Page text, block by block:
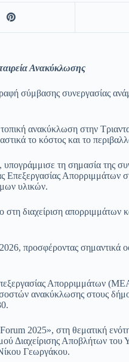
Ανακύκλωσης
σύμβασης συνεργασίας
ανακύκλωση στην
το κόστος και το
τη σημασία της
Επεξεργασίας Απορριμμάτων
υλικών.
διαχείριση απορριμμάτων
προσφέροντας σημαντικά
Απορριμμάτων
ανακύκλωσης στους
2025», στη θεματική
Διαχείρισης Αποβλήτων
Γεωργάκου.